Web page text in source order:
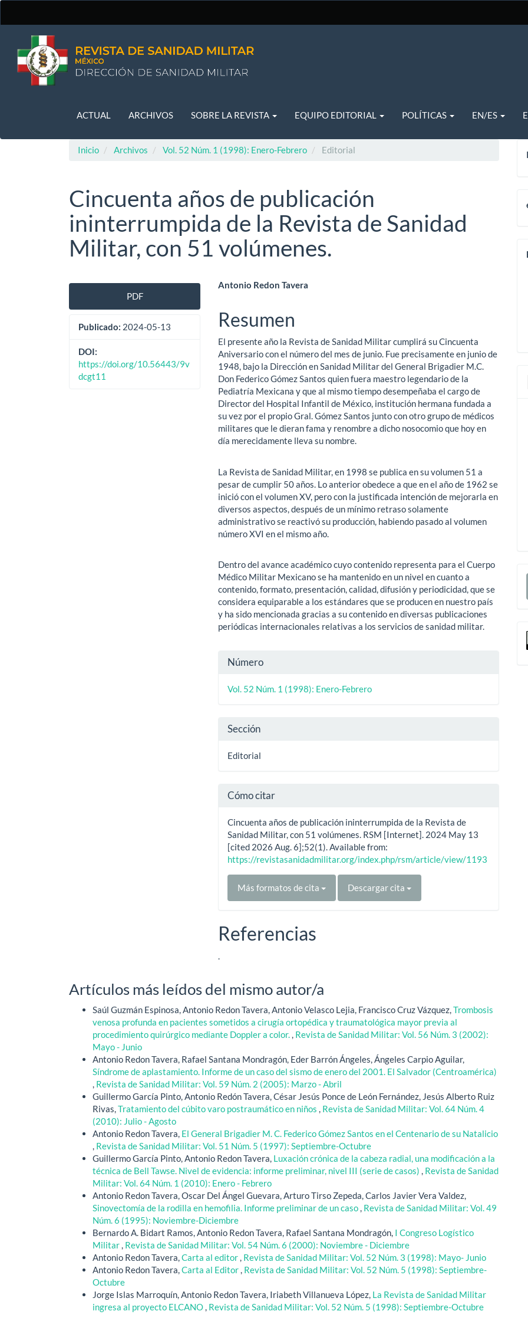
principal
Barra
lateral
ACTUAL ARCHIVOS SOBRE LA REVISTA EQUIPO EDITORIAL POLÍTICAS EN/ES
Inicio Archivos Vol. 52 Núm. 1 (1998): Enero-Febrero Editorial
Cincuenta años de publicación
ininterrumpida de la Revista de Sanidad
Militar, con 51 volúmenes.
Barra
lateral
del
artículo
PDF
Publicado: 2024-05-13
DOI:
https://doi.org/10.56443/9v
dcgt11
Contenido
principal
del
artículo
Antonio Redon Tavera
Resumen
El presente año la Revista de Sanidad Militar cumplirá su Cincuenta
Aniversario con el número del mes de junio. Fue precisamente en junio de
1948, bajo la Dirección en Sanidad Militar del General Brigadier M.C.
Don Federico Gómez Santos quien fuera maestro legendario de la
Pediatría Mexicana y que al mismo tiempo desempeñaba el cargo de
Director del Hospital Infantil de México, institución hermana fundada a
su vez por el propio Gral. Gómez Santos junto con otro grupo de médicos
militares que le dieran fama y renombre a dicho nosocomio que hoy en
día merecidamente lleva su nombre.
La Revista de Sanidad Militar, en 1998 se publica en su volumen 51 a
pesar de cumplir 50 años. Lo anterior obedece a que en el año de 1962 se
inició con el volumen XV, pero con la justificada intención de mejorarla en
diversos aspectos, después de un mínimo retraso solamente
administrativo se reactivó su producción, habiendo pasado al volumen
número XVI en el mismo año.
Dentro del avance académico cuyo contenido representa para el Cuerpo
Médico Militar Mexicano se ha mantenido en un nivel en cuanto a
contenido, formato, presentación, calidad, difusión y periodicidad, que se
considera equiparable a los estándares que se producen en nuestro país
y ha sido mencionada gracias a su contenido en diversas publicaciones
periódicas internacionales relativas a los servicios de sanidad militar.
Detalles
del
Número
Vol. 52 Núm. 1 (1998): Enero-Febrero
Sección
Editorial
Cómo citar
Cincuenta años de publicación ininterrumpida de la Revista de
Sanidad Militar, con 51 volúmenes. RSM [Internet]. 2024 May 13
[cited 2026 Aug. 6];52(1). Available from:
https://revistasanidadmilitar.org/index.php/rsm/article/view/1193
Más formatos de cita Descargar cita
Referencias
.
Artículos más leídos del mismo autor/a
Saúl Guzmán Espinosa, Antonio Redon Tavera, Antonio Velasco Lejia, Francisco Cruz Vázquez,Trombosis
venosa profunda en pacientes sometidos a cirugía ortopédica y traumatológica mayor previa al
procedimiento quirúrgico mediante Doppler a color., Revista de Sanidad Militar: Vol. 56 Núm. 3 (2002):
Mayo - Junio
Antonio Redon Tavera, Rafael Santana Mondragón, Eder Barrón Ángeles, Ángeles Carpio Aguilar,
Síndrome de aplastamiento. Informe de un caso del sismo de enero del 2001. El Salvador (Centroamérica)
, Revista de Sanidad Militar: Vol. 59 Núm. 2 (2005): Marzo - Abril
Guillermo García Pinto, Antonio Redón Tavera, César Jesús Ponce de León Fernández, Jesús Alberto Ruiz
Rivas,Tratamiento del cúbito varo postraumático en niños , Revista de Sanidad Militar: Vol. 64 Núm. 4
(2010): Julio - Agosto
Antonio Redon Tavera, El General Brigadier M. C. Federico Gómez Santos en el Centenario de su Natalicio
, Revista de Sanidad Militar: Vol. 51 Núm. 5 (1997): Septiembre-Octubre
Guillermo García Pinto, Antonio Redon Tavera, Luxación crónica de la cabeza radial, una modificación a la
técnica de Bell Tawse. Nivel de evidencia: informe preliminar, nivel III (serie de casos) , Revista de Sanidad
Militar: Vol. 64 Núm. 1 (2010): Enero - Febrero
Antonio Redon Tavera, Oscar Del Ángel Guevara, Arturo Tirso Zepeda, Carlos Javier Vera Valdez,
Sinovectomía de la rodilla en hemofilia. Informe preliminar de un caso, Revista de Sanidad Militar: Vol. 49
Núm. 6 (1995): Noviembre-Diciembre
Bernardo A. Bidart Ramos, Antonio Redon Tavera, Rafael Santana Mondragón, I Congreso Logístico
Militar, Revista de Sanidad Militar: Vol. 54 Núm. 6 (2000): Noviembre - Diciembre
Antonio Redon Tavera,Carta al editor, Revista de Sanidad Militar: Vol. 52 Núm. 3 (1998): Mayo- Junio
Antonio Redon Tavera,Carta al Editor, Revista de Sanidad Militar: Vol. 52 Núm. 5 (1998): Septiembre-
Octubre
Jorge Islas Marroquín, Antonio Redon Tavera, Iriabeth Villanueva López, La Revista de Sanidad Militar
ingresa al proyecto ELCANO, Revista de Sanidad Militar: Vol. 52 Núm. 5 (1998): Septiembre-Octubre